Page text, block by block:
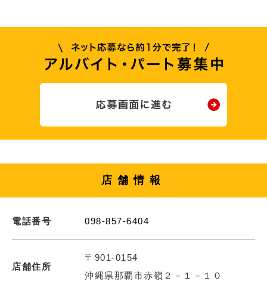
店舗情報
電話番号 098-857-6404
店舗住所
〒901-0154
沖縄県那覇市赤嶺２－１－１０